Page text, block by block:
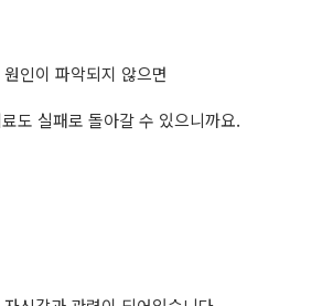
원인이 파악되지 않으면
도 실패로 돌아갈 수 있으니까요.